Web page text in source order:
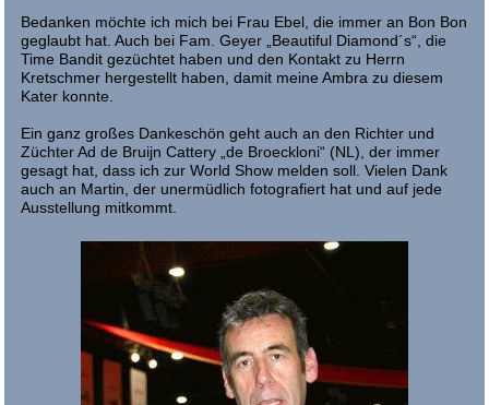
Bedanken möchte ich mich bei Frau Ebel, die immer an Bon Bon
geglaubt hat. Auch bei Fam. Geyer „Beautiful Diamond´s“, die
Time Bandit gezüchtet haben und den Kontakt zu Herrn
Kretschmer hergestellt haben, damit meine Ambra zu diesem
Kater konnte.
Ein ganz großes Dankeschön geht auch an den Richter und
Züchter Ad de Bruijn Cattery „de Broeckloni“ (NL), der immer
gesagt hat, dass ich zur World Show melden soll. Vielen Dank
auch an Martin, der unermüdlich fotografiert hat und auf jede
Ausstellung mitkommt.